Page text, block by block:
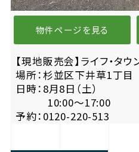
物件ページを見る
【現地販売会】ライフ・タ
場所：杉並区下井草1丁目
日時：8月8日（土）
10:00〜17:00
予約：0120-220-513